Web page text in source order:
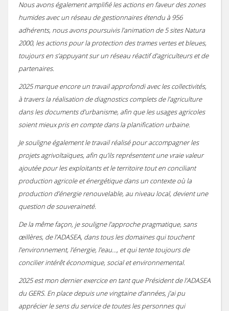
Concours général agricole des pratiques agro-écologiques
Les 3 premiers recevront un panier garni !
Remise des prix du Concours des Pratiques Agro-écologiques 2018
Les 3 premiers recevront un trophée en bois local !
Remise des prix locale du concours prairies fleuries 2017
Une Prairie du Gers primée au Salon de l'Agriculture 2018 à Paris !
Une prairie Gersoise primée au Salon International de l'Agriculture
Concours 2015
Concours des Prairies Fleuries 2015
Zoom sur le gagnant 2015
Concours 2014
Notices provisoires des territoires MAEC 2020
MAEC 2017
MAEC 2016
MAEC 2015
Nous avons également amplifié les actions en faveur des zones
humides avec un réseau de gestionnaires étendu à 956
adhérents, nous avons poursuivis l’animation de 5 sites Natura
2000, les actions pour la protection des trames vertes et bleues,
toujours en s’appuyant sur un réseau réactif d’agriculteurs et de
partenaires.
2025 marque encore un travail approfondi avec les collectivités,
à travers la réalisation de diagnostics complets de l’agriculture
dans les documents d’urbanisme, afin que les usages agricoles
soient mieux pris en compte dans la planification urbaine.
Je souligne également le travail réalisé pour accompagner les
projets agrivoltaïques, afin qu’ils représentent une vraie valeur
ajoutée pour les exploitants et le territoire tout en conciliant
production agricole et énergétique dans un contexte où la
production d’énergie renouvelable, au niveau local, devient une
question de souveraineté.
De la même façon, je souligne l’approche pragmatique, sans
œillères, de l’ADASEA, dans tous les domaines qui touchent
l’environnement, l’énergie, l’eau…, et qui tente toujours de
concilier intérêt économique, social et environnemental.
2025 est mon dernier exercice en tant que Président de l’ADASEA
du GERS. En place depuis une vingtaine d’années, j’ai pu
apprécier le sens du service de toutes les personnes qui